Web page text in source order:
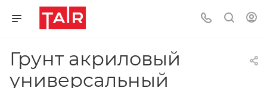
Грунт акриловый
универсальный